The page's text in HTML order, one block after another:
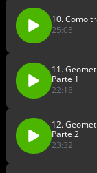
10. Como
25:05
11.
Parte 1
22:18
12.
Parte 2
23:32